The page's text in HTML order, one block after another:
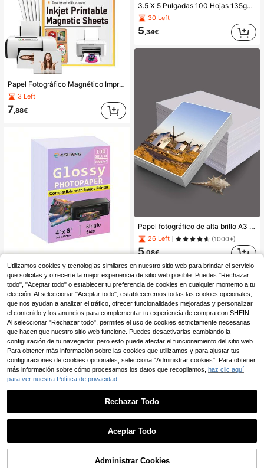
Papel Fotográfico Magnético Imprimible Mate en Tamaño A4 - 5 Hojas, 21.08x29.72 Cm, Papel Magnético de Impresión de 16Mil para Inyección de Tinta
3 Left
7 ,88€
100 Hojas de Papel Fotográfico 4R, Papel Fotográfico Premium Brillante de 4" X 6", Papel para Imágenes 230 Gsm, Papel para Folletos de Impresora Brillante
22 Left
6,78€
3.5 X 5 Pulgadas 100 Hojas 135gsm/36lb Papel Fotográfico Autoadhesivo Brillante, Compatible con Impresoras de Inyección de Tinta, Suministros
30 Left
5 ,34€
Papel fotográfico de alta brillo A3 A4, papel fotográfico para impresión de inyección de tinta de 5 pulgadas, 6 pulgadas, 7 pulgadas, 10 pulgadas, papel fotográfico de 180g, 200g, 230g, papel fotográfico de inyección de tinta A4, papel fotográfico para impresora, papel fotográfico de alto brillo de 5 pulgadas, papel fotográfico RC de 6 pulgadas 20/100 hojas
26 Left (1000+)
5,08€
100/20 piezas Papel fotográfico de alta brillo y resistente al agua, apto para todas las impresoras de inyección de tinta, para calendario e impresión de pancartas con fotos de cumpleaños, tamaño estándar de papel fotográfico A4 de 5*6*7 pulgadas
4,88€
1
Utilizamos cookies y tecnologías similares en nuestro sitio web para brindar el servicio
que solicitas y ofrecerte la mejor experiencia de sitio web posible. Puedes "Rechazar
todo", "Aceptar todo" o establecer tu preferencia de cookies en cualquier momento a tu
elección. Al seleccionar "Aceptar todo", estableceremos todas las cookies opcionales,
que nos ayudan a analizar el tráfico, ofrecer funcionalidades mejoradas y personalizar
el contenido y los anuncios para complementar tu experiencia de compra con SHEIN.
Al seleccionar "Rechazar todo", permites el uso de cookies estrictamente necesarias
que hacen que nuestro sitio web funcione. Puedes desactivarlas cambiando la
configuración de tu navegador, pero esto puede afectar el funcionamiento del sitio web.
Para obtener más información sobre las cookies que utilizamos y para ajustar tus
configuraciones de cookies opcionales, selecciona "Administrar cookies". Para obtener
más información sobre cómo procesamos los datos que recopilamos, haz clic aquí
para ver nuestra Política de privacidad.
Rechazar Todo
Aceptar Todo
Administrar Cookies